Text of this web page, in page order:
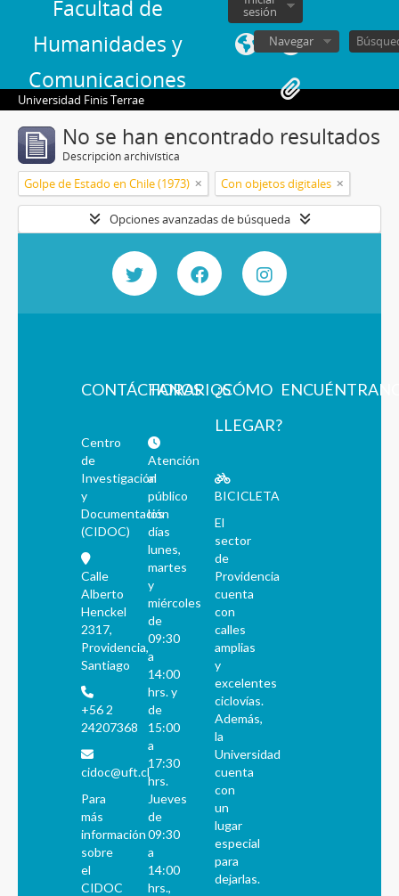
Facultad de
Humanidades y
Comunicaciones
sesión
Navegar
Universidad Finis Terrae
No se han encontrado resultados
Descripción archivística
Golpe de Estado en Chile (1973) Con objetos digitales
Opciones avanzadas de búsqueda
CONTÁCTANOS
Centro
de
Investigación
y
Documentación
(CIDOC)
Calle
Alberto
Henckel
2317,
Providencia,
Santiago
+56 2
24207368
cidoc@uft.cl
Para
más
información
sobre
el
CIDOC
HORARIOS
Atención
al
público
los
días
lunes,
martes
y
miércoles
de
09:30
a
14:00
hrs. y
de
15:00
a
17:30
hrs.
Jueves
de
09:30
a
14:00
hrs.,
¿CÓMO
LLEGAR?
BICICLETA
El
sector
de
Providencia
cuenta
con
calles
amplias
y
excelentes
ciclovías.
Además,
la
Universidad
cuenta
con
un
lugar
especial
para
dejarlas.